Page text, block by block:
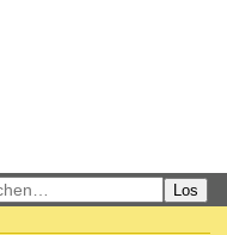
Los